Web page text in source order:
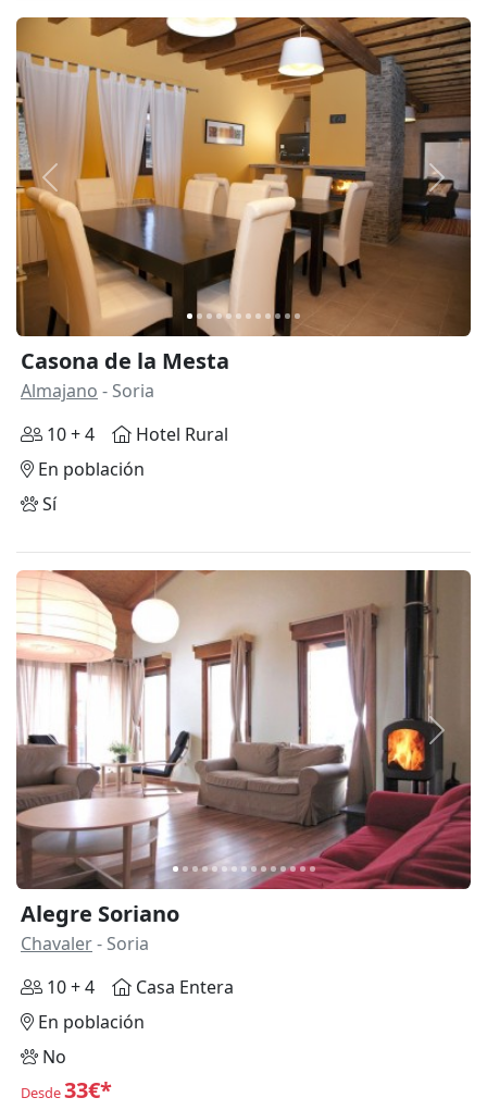
Anterior
Casona de la Mesta
Almajano - Soria
10 + 4
Hotel Rural
En población
Sí
Anterior
Alegre Soriano
Chavaler- Soria
10 + 4
Casa Entera
En población
No
Desde33€*